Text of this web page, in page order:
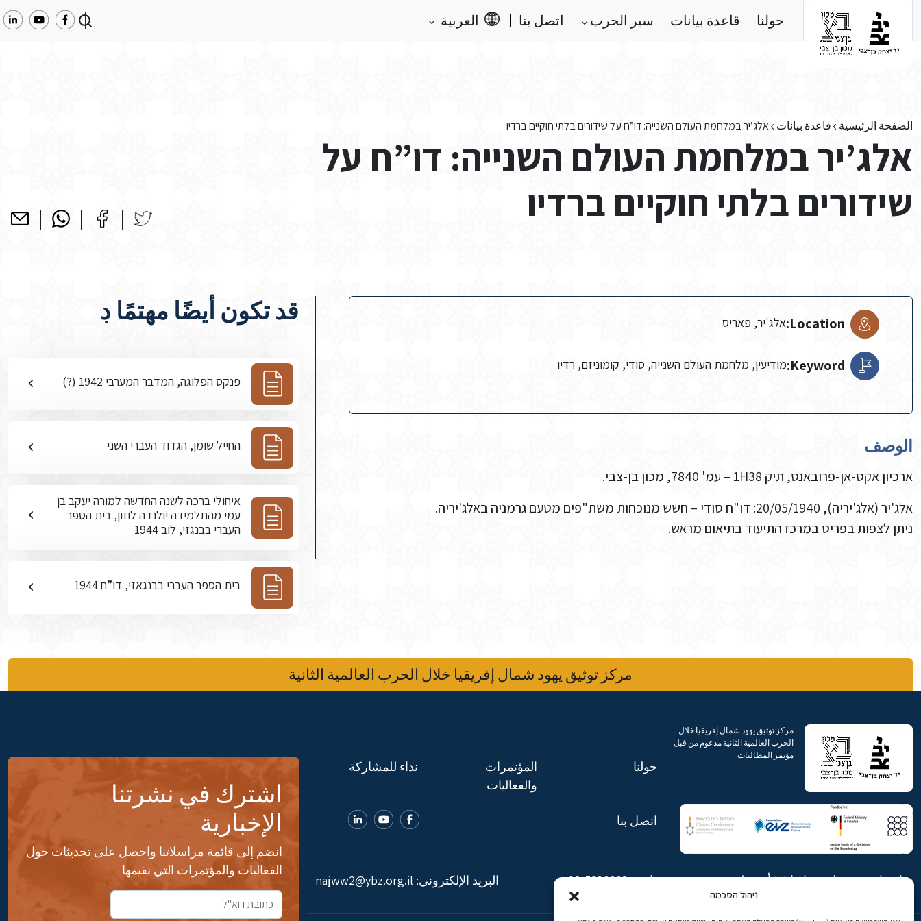
ניהול הסכמה
حولنا قاعدة بيانات سير الحرب اتصل بنا العربية
الصفحة الرئيسية قاعدة بيانات אלג’יר במלחמת העולם השנייה: דו”ח על שידורים בלתי חוקיים ברדיו
אלג’יר במלחמת העולם השנייה: דו”ח על
שידורים בלתי חוקיים ברדיו
Location: אלג'יר, פאריס
Keyword: מודיעין, מלחמת העולם השנייה, סודי, קומוניזם, רדיו
الوصف
ארכיון אקס-אן-פרובאנס, תיק 1H38 – עמ' 7840, מכון בן-צבי.
אלג'יר (אלג'יריה), 20/05/1940: דו"ח סודי – חשש מנוכחות משת"פים מטעם גרמניה באלג'יריה.
ניתן לצפות בפריט במרכז התיעוד בתיאום מראש.
قد تكون أيضًا مهتمًا ڊ
פנקס הפלוגה, המדבר המערבי 1942 (?)
החייל שומן, הגדוד העברי השני
איחולי ברכה לשנה החדשה למורה יעקב בן
עמי מהתלמידה יולנדה לוזון, בית הספר
העברי בבנגזי, לוב 1944
בית הספר העברי בבנגאזי, דו”ח 1944
مركز توثيق يهود شمال إفريقيا خلال الحرب العالمية الثانية
مركز توثيق يهود شمال إفريقيا خلال
الحرب العالمية الثانية مدعوم من قبل
مؤتمر المطالبات
حولنا
المؤتمرات
والفعاليات
نداء للمشاركة
اتصل بنا
شارع ابن جبيرول، رحافيا ١٤ أورشليم
هاتف:02-5398869 البريد الإلكتروني: najww2@ybz.org.il
اشترك في نشرتنا
الإخبارية
انضم إلى قائمة مراسلاتنا واحصل على تحديثات حول
الفعاليات والمؤتمرات التي نقيمها